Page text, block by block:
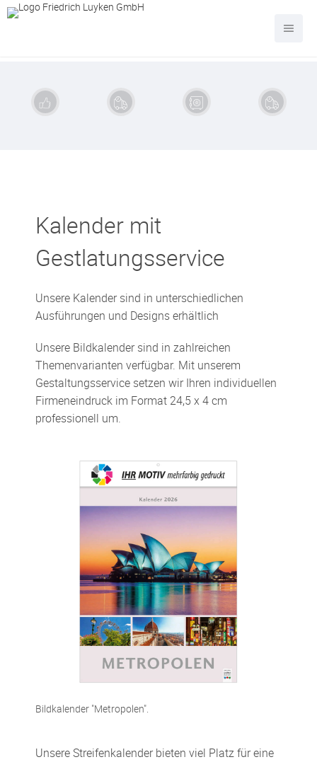
Produktübersicht
Layout und Grafikdesign
Kalender mit
Gestlatungsservice
Unsere Kalender sind in unterschiedlichen
Ausführungen und Designs erhältlich
Unsere Bildkalender sind in zahlreichen
Themenvarianten verfügbar. Mit unserem
Gestaltungsservice setzen wir Ihren individuellen
Firmeneindruck im Format 24,5 x 4 cm
professionell um.
Bildkalender "Metropolen".
Unsere Streifenkalender bieten viel Platz für eine